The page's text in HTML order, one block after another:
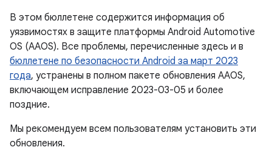
В этом бюллетене содержится информация об
уязвимостях в защите платформы Android Automotive
OS (AAOS). Все проблемы, перечисленные здесь и в
бюллетене по безопасности Android за март 2023
года, устранены в полном пакете обновления AAOS,
включающем исправление 2023-03-05 и более
поздние.
Мы рекомендуем всем пользователям установить эти
обновления.